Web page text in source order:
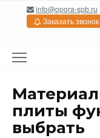
Перейтиinfo@opora-spb.ru
Заказать звонок
плиты
выбрать